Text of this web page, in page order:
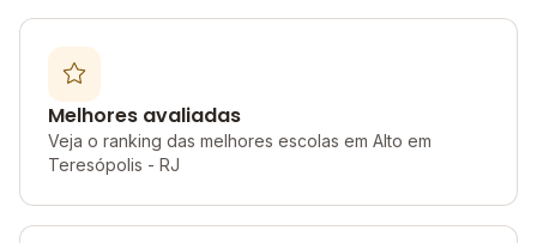
Melhores avaliadas
Veja o ranking das melhores escolas em Alto em
Teresópolis - RJ